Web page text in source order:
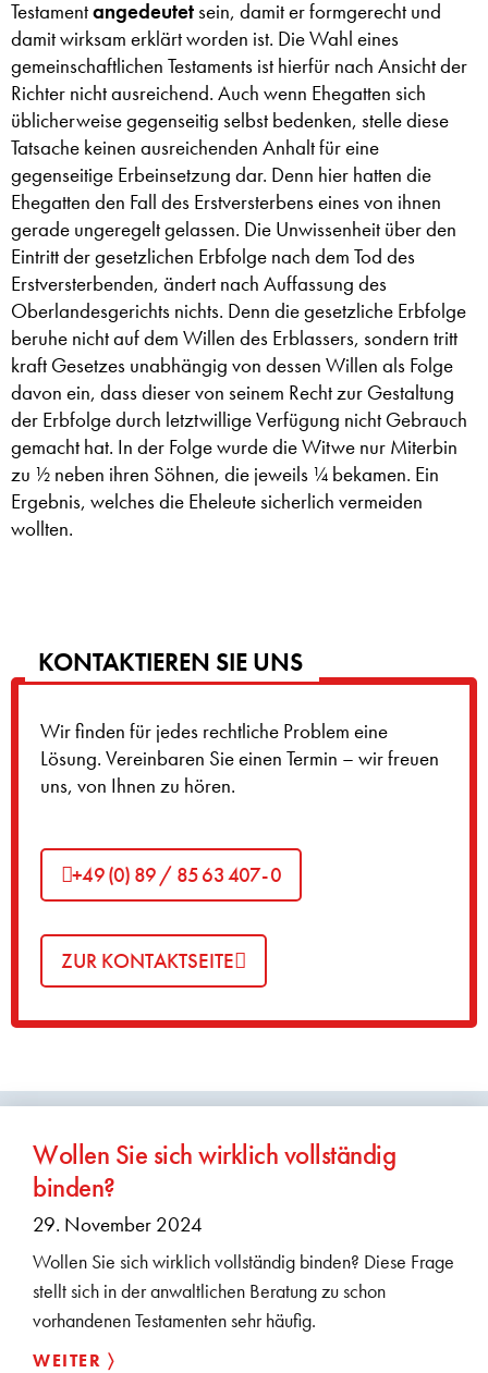
Testamentangedeutetsein, damit er formgerecht und
damit wirksam erklärt worden ist. Die Wahl eines
gemeinschaftlichen Testaments ist hierfür nach Ansicht der
Richter nicht ausreichend. Auch wenn Ehegatten sich
üblicherweise gegenseitig selbst bedenken, stelle diese
Tatsache keinen ausreichenden Anhalt für eine
gegenseitige Erbeinsetzung dar. Denn hier hatten die
Ehegatten den Fall des Erstversterbens eines von ihnen
gerade ungeregelt gelassen. Die Unwissenheit über den
Eintritt der gesetzlichen Erbfolge nach dem Tod des
Erstversterbenden, ändert nach Auffassung des
Oberlandesgerichts nichts. Denn die gesetzliche Erbfolge
beruhe nicht auf dem Willen des Erblassers, sondern tritt
kraft Gesetzes unabhängig von dessen Willen als Folge
davon ein, dass dieser von seinem Recht zur Gestaltung
der Erbfolge durch letztwillige Verfügung nicht Gebrauch
gemacht hat. In der Folge wurde die Witwe nur Miterbin
zu ½ neben ihren Söhnen, die jeweils ¼ bekamen. Ein
Ergebnis, welches die Eheleute sicherlich vermeiden
wollten.
KONTAKTIEREN SIE UNS
Wir finden für jedes rechtliche Problem eine
Lösung. Vereinbaren Sie einen Termin – wir freuen
uns, von Ihnen zu hören.
+49 (0) 89 / 85 63 407- 0
ZUR KONTAKTSEITE
Wollen Sie sich wirklich vollständig
binden?
29. November 2024
Wollen Sie sich wirklich vollständig binden? Diese Frage
stellt sich in der anwaltlichen Beratung zu schon
vorhandenen Testamenten sehr häufig.
WEITER 〉